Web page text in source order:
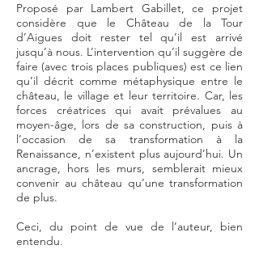
Proposé par Lambert Gabillet, ce projet
considère que le Château de la Tour
d’Aigues doit rester tel qu’il est arrivé
jusqu’à nous. L’intervention qu’il suggère de
faire (avec trois places publiques) est ce lien
qu’il décrit comme métaphysique entre le
château, le village et leur territoire. Car, les
forces créatrices qui avait prévalues au
moyen-âge, lors de sa construction, puis à
l’occasion de sa transformation à la
Renaissance, n’existent plus aujourd’hui. Un
ancrage, hors les murs, semblerait mieux
convenir au château qu’une transformation
de plus.
Ceci, du point de vue de l’auteur, bien
entendu.